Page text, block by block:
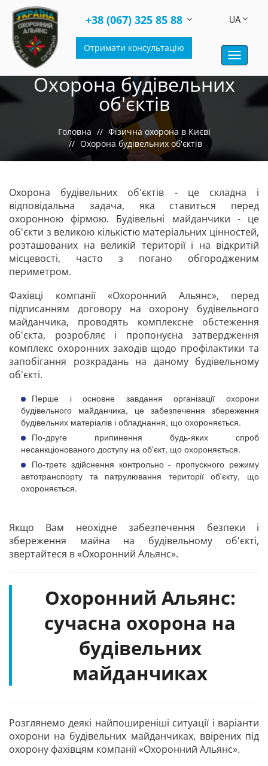
+38 (067) 325 85 88
Отримати консультацію
UA
Toggle
Охорона будівельних
об'єктів
Головна
Фізична охорона в Києві
Охорона будівельних об'єктів
Охорона будівельних об'єктів - це складна і
відповідальна задача, яка ставиться перед
охоронною фірмою. Будівельні майданчики - це
об'єкти з великою кількістю матеріальних цінностей,
розташованих на великій території і на відкритій
місцевості, часто з погано обгородженим
периметром.
Фахівці компанії «Охоронний Альянс», перед
підписанням договору на охорону будівельного
майданчика, проводять комплексне обстеження
об'єкта, розробляє і пропонуєна затвердження
комплекс охоронних заходів щодо профілактики та
запобігання розкрадань на даному будівельному
об'єкті.
Перше і основне завдання організації охорони
будівельного майданчика, це забезпечення збереження
будівельних матеріалів і обладнання, що охороняється.
По-друге припинення будь-яких спроб
несанкціонованого доступу на об'єкт, що охороняється.
По-третє здійснення контрольно - пропускного режиму
автотранспорту та патрулювання території об'єкту, що
охороняється.
Якщо Вам неохідне забезпечення безпеки і
збереження майна на будівельному об'єкті,
звертайтеся в «Охоронний Альянс»‎.
Охоронний Альянс:
сучасна охорона на
будівельних
майданчиках
Розглянемо деякі найпоширеніші ситуації і варіанти
охорони на будівельних майданчиках, ввірених під
охорону фахівцям компанії «Охоронний Альянс».